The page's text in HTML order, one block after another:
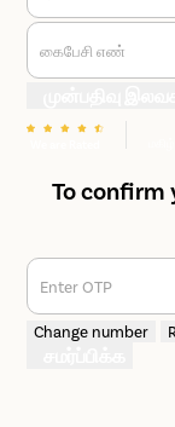
கைபேசி எண்
To confirm
Enter OTP
Change number